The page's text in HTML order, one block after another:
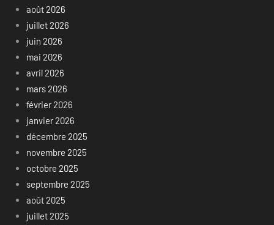
août 2026
juillet 2026
juin 2026
mai 2026
avril 2026
mars 2026
février 2026
janvier 2026
décembre 2025
novembre 2025
octobre 2025
septembre 2025
août 2025
juillet 2025